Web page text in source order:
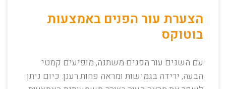
הצערת עור הפנים באמצעות
בוטוקס
עם השנים עור הפנים משתנה, מופיעים קמטי
הבעה, ירידה בגמישות ומראה פחות רענן. כיום ניתן